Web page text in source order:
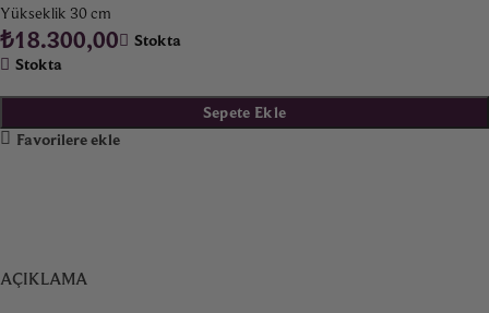
Yükseklik 30 cm
₺18.300,00
Stokta
Stokta
Sepete Ekle
Favorilere ekle
AÇIKLAMA